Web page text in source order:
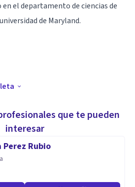
el departamento de ciencias de
de Maryland.
que te pueden
interesar
Perez Rubio